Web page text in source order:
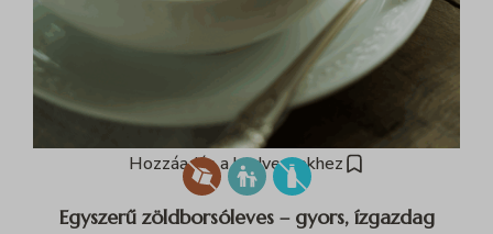
Hozzáadás a kedvencekhez
Egyszerű zöldborsóleves – gyors, ízgazdag